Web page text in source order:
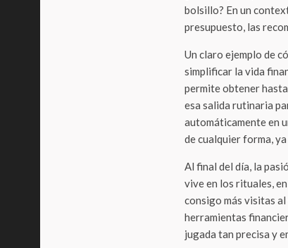
bolsillo? En un
presupuesto, las
Un claro ejemplo de
simplificar la vida
permite obtener hasta
esa salida rutinaria
automáticamente en
de cualquier forma,
Al final del día, la
vive en los rituales,
consigo más visitas
herramientas
jugada tan precisa y